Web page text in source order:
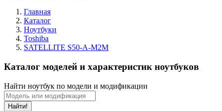
Главная
Каталог
Ноутбуки
Toshiba
SATELLITE S50-A-M2M
Каталог моделей и характеристик ноутбуков
Найти ноутбук по модели и модификации
Найти!